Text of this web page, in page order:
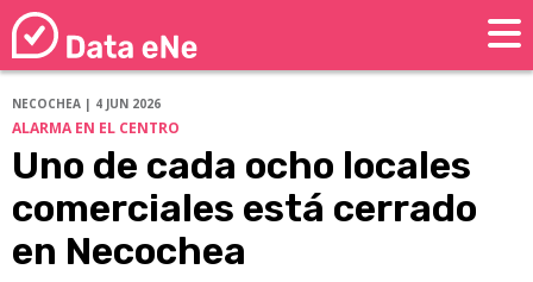
NECOCHEA | 4 JUN 2026
ALARMA EN EL CENTRO
Uno de cada ocho locales
comerciales está cerrado
en Necochea